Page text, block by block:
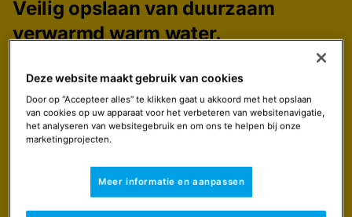
Veilig opslaan van duurzaam
verwarmd warm water.
De RemaSOL tanks zijn aan de binnenzijde voorzien
van een laag verglaasd emaille met een kwaliteit die
geschikt is voor levensmiddelen en die ook de tank
tegen corrosie beschermt. Dat geldt ook voor de
buitenzijde (dat deel dat met het sanitaire water in
contact komt) van de in de tank gelaste
warmtewisselaars. Dat geeft bewoners de beschikking
over een ruime hoeveelheid duurzaam opgewekt
warm tapwater. De 50 mm schuimplastic isolatielaag
Deze website maakt gebruik van cookies
Door op “Accepteer alles” te klikken gaat u akkoord met het opslaan
van cookies op uw apparaat voor het verbeteren van websitenavigatie,
het analyseren van websitegebruik en om ons te helpen bij onze
marketingprojecten.
Meer informatie en aanpassen